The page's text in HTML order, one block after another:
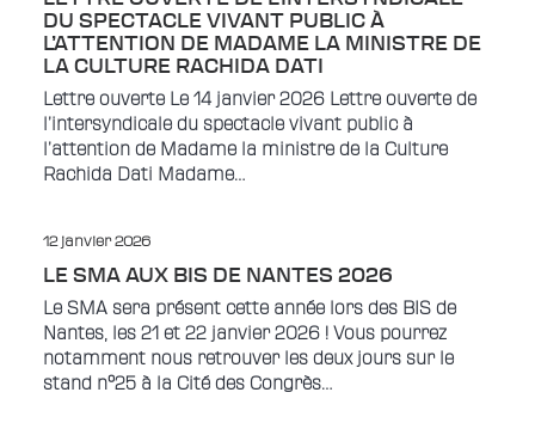
DU SPECTACLE VIVANT PUBLIC À
L’ATTENTION DE MADAME LA MINISTRE DE
LA CULTURE RACHIDA DATI
Lettre ouverte Le 14 janvier 2026 Lettre ouverte de
l’intersyndicale du spectacle vivant public à
l’attention de Madame la ministre de la Culture
Rachida Dati Madame…
12 janvier 2026
LE SMA AUX BIS DE NANTES 2026
Le SMA sera présent cette année lors des BIS de
Nantes, les 21 et 22 janvier 2026 ! Vous pourrez
notamment nous retrouver les deux jours sur le
stand n°25 à la Cité des Congrès…